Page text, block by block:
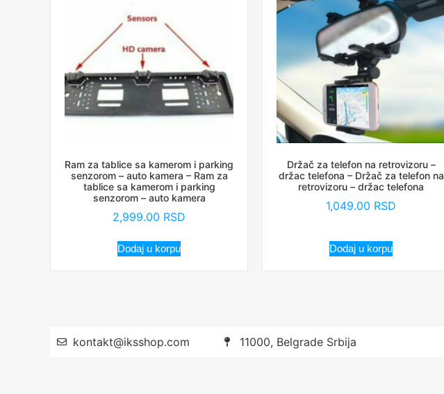
Ram za tablice sa kamerom i parking
senzorom – auto kamera – Ram za
tablice sa kamerom i parking
senzorom – auto kamera
2,999.00 RSD
Dodaj u korpu
Držač za telefon na retrovizoru –
držac telefona – Držač za telefon na
retrovizoru – držac telefona
1,049.00 RSD
Dodaj u korpu
kontakt@iksshop.com 11000, Belgrade Srbija